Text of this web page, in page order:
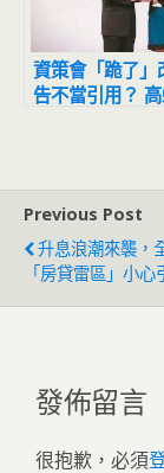
資策會「跪了」
告不當引用？
Previous Post
升息浪潮來襲，
「房貸雷區」小心
發佈留言
很抱歉，必須